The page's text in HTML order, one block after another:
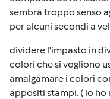
sembra troppo senso
per alcuni secondi a
dividere l'impasto in
colori che si vogliono
amalgamare i colori
appositi stampi. ( io